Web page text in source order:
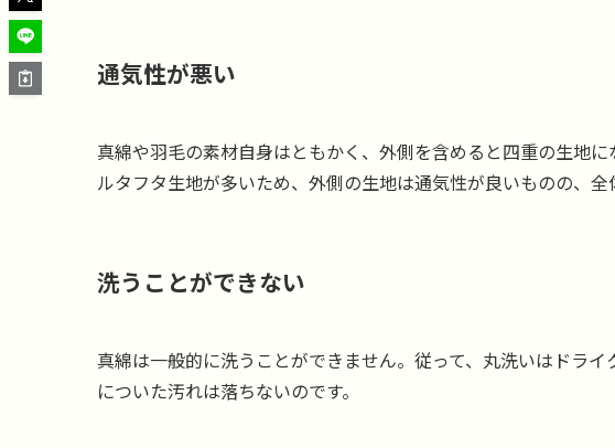
通気性が悪い
真綿や羽毛の素材自身はともかく、外側を含めると四重の生地
ルタフタ生地が多いため、外側の生地は通気性が良いものの、全
洗うことができない
真綿は一般的に洗うことができません。従って、丸洗いはドラ
についた汚れは落ちないのです。